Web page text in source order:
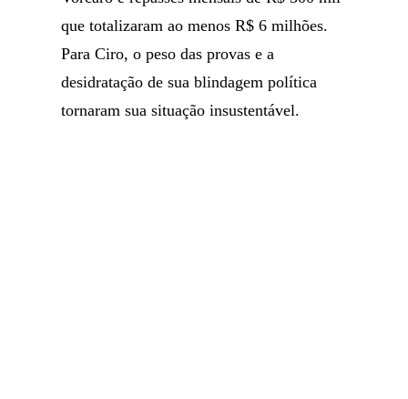
que totalizaram ao menos R$ 6 milhões.
Para Ciro, o peso das provas e a
desidratação de sua blindagem política
tornaram sua situação insustentável.